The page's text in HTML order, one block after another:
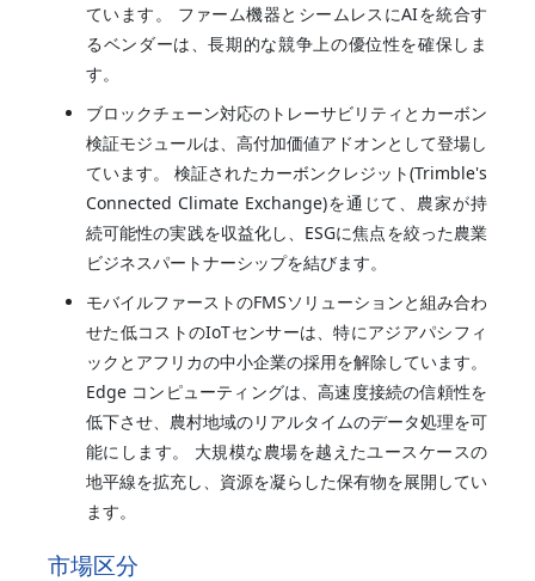
ています。 ファーム機器とシームレスにAIを統合す
るベンダーは、長期的な競争上の優位性を確保しま
す。
ブロックチェーン対応のトレーサビリティとカーボン
検証モジュールは、高付加価値アドオンとして登場し
ています。 検証されたカーボンクレジット(Trimble's
Connected Climate Exchange)を通じて、農家が持
続可能性の実践を収益化し、ESGに焦点を絞った農業
ビジネスパートナーシップを結びます。
モバイルファーストのFMSソリューションと組み合わ
せた低コストのIoTセンサーは、特にアジアパシフィ
ックとアフリカの中小企業の採用を解除しています。
Edge コンピューティングは、高速度接続の信頼性を
低下させ、農村地域のリアルタイムのデータ処理を可
能にします。 大規模な農場を越えたユースケースの
地平線を拡充し、資源を凝らした保有物を展開してい
ます。
市場区分